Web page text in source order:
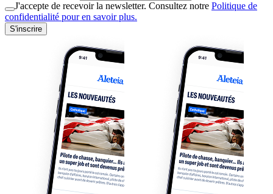
J'accepte de recevoir la newsletter. Consultez notre Politique de
confidentialité pour en savoir plus.
S'inscrire